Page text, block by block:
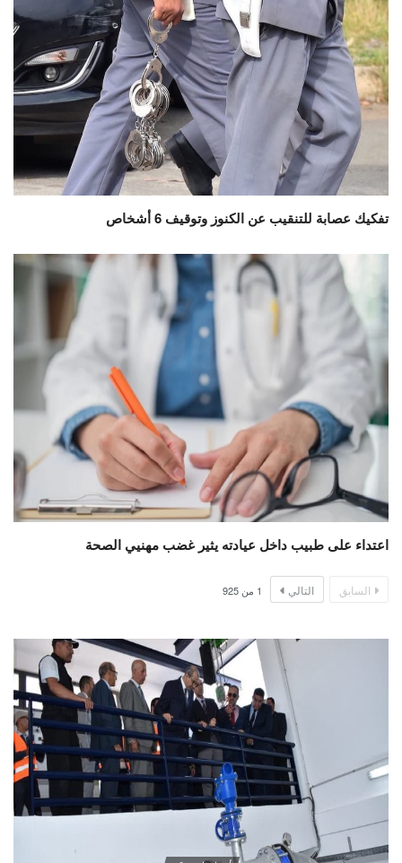
تفكيك عصابة للتنقيب عن الكنوز وتوقيف 6 أشخاص
اعتداء على طبيب داخل عيادته يثير غضب مهنيي الصحة
السابق التالي 1 من 925